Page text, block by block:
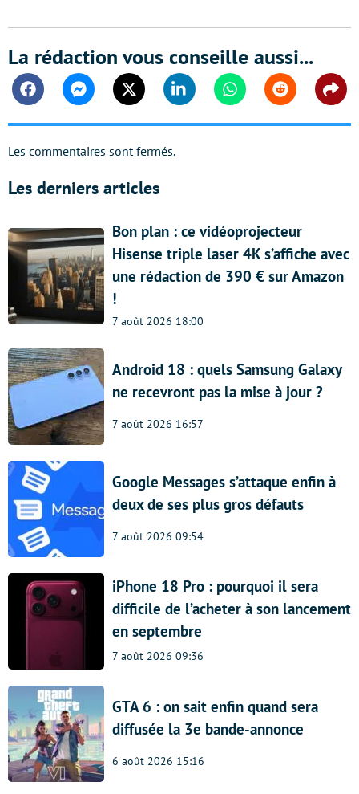
La rédaction vous conseille aussi...
FacebookMessengerTwitter Linkedin WhatsappReddit
Les commentaires sont fermés.
Les derniers articles
Bon plan : ce vidéoprojecteur
Hisense triple laser 4K s’affiche avec
une rédaction de 390 € sur Amazon
!
7 août 2026 18:00
Android 18 : quels Samsung Galaxy
ne recevront pas la mise à jour ?
7 août 2026 16:57
Google Messages s’attaque enfin à
deux de ses plus gros défauts
7 août 2026 09:54
iPhone 18 Pro : pourquoi il sera
difficile de l’acheter à son lancement
en septembre
7 août 2026 09:36
GTA 6 : on sait enfin quand sera
diffusée la 3e bande-annonce
6 août 2026 15:16